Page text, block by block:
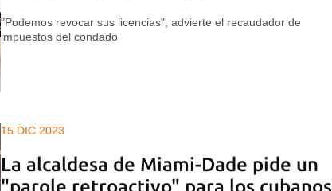
"Podemos revocar sus licencias", advierte el recaudador de
impuestos del condado
15 DIC 2023
La alcaldesa de Miami-Dade pide un
"parole retroactivo" para los cubanos